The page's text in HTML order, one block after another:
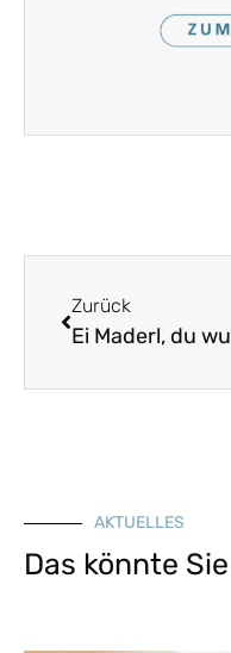
Zurück
AKTUELLES
Das könnte